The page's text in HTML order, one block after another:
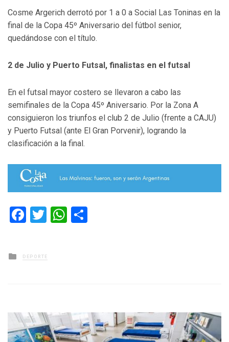
Cosme Argerich derrotó por 1 a 0 a Social Las Toninas en la
final de la Copa 45º Aniversario del fútbol senior,
quedándose con el título.
2 de Julio y Puerto Futsal, finalistas en el futsal
En el futsal mayor costero se llevaron a cabo las
semifinales de la Copa 45º Aniversario. Por la Zona A
consiguieron los triunfos el club 2 de Julio (frente a CAJU)
y Puerto Futsal (ante El Gran Porvenir), logrando la
clasificación a la final.
Facebook
TwitterWhatsApp
Posted
in
DEPORTE